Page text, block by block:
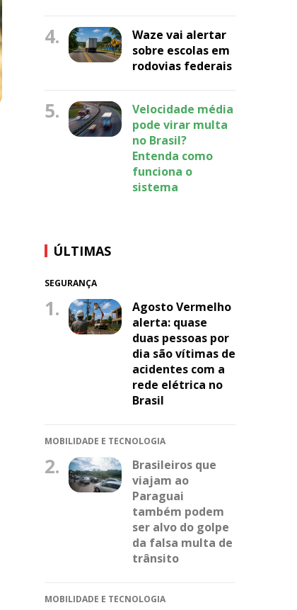
4.
Waze vai alertar
sobre escolas em
rodovias federais
5.
Velocidade média
pode virar multa
no Brasil?
Entenda como
funciona o
sistema
ÚLTIMAS
SEGURANÇA
1.
Agosto Vermelho
alerta: quase
duas pessoas por
dia são vítimas de
acidentes com a
rede elétrica no
Brasil
MOBILIDADE E TECNOLOGIA
2.
Brasileiros que
viajam ao
Paraguai
também podem
ser alvo do golpe
da falsa multa de
trânsito
MOBILIDADE E TECNOLOGIA